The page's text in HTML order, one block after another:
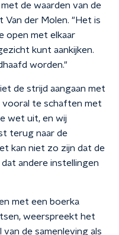
de waarden van de
Van der Molen. "Het is
open met elkaar
kunt aankijken.
worden."
de strijd aangaan met
vooral te schaften met
wet uit, en wij
terug naar de
kan niet zo zijn dat de
andere instellingen
met een boerka
weerspreekt het
van de samenleving als